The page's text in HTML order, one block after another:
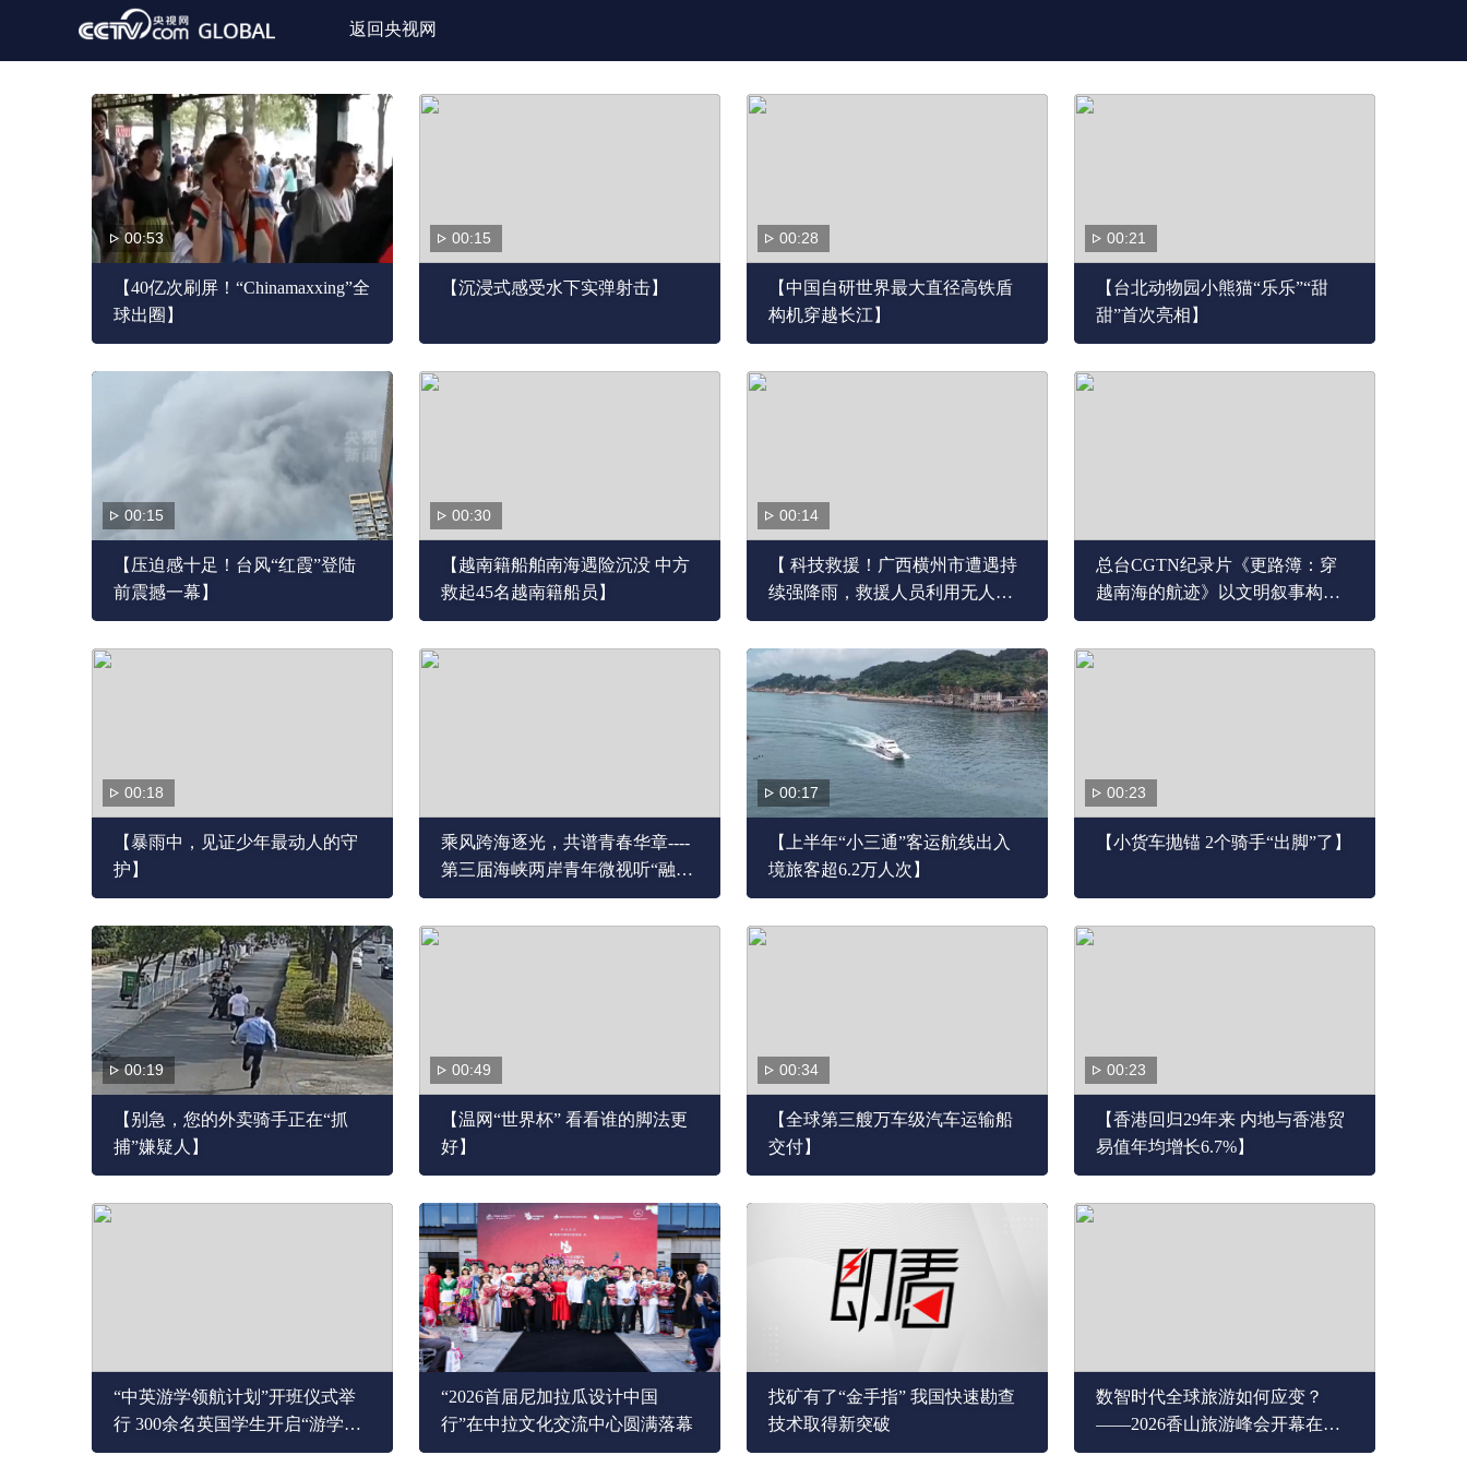
返回央视网
00:53
【40亿次刷屏！“Chinamaxxing”全
球出圈】
00:15
【沉浸式感受水下实弹射击】
00:28
【中国自研世界最大直径高铁盾
构机穿越长江】
00:21
【台北动物园小熊猫“乐乐”“甜
甜”首次亮相】
00:15
【压迫感十足！台风“红霞”登陆
前震撼一幕】
00:30
【越南籍船舶南海遇险沉没 中方
救起45名越南籍船员】
00:14
【 科技救援！广西横州市遭遇持
续强降雨，救援人员利用无人机
转移被困群众】
总台CGTN纪录片《更路簿：穿
越南海的航迹》以文明叙事构筑
南海话语新范式
00:18
【暴雨中，见证少年最动人的守
护】
乘风跨海逐光，共谱青春华章----
第三届海峡两岸青年微视听“融创
•未来”研创周在京开幕
00:17
【上半年“小三通”客运航线出入
境旅客超6.2万人次】
00:23
【小货车抛锚 2个骑手“出脚”了】
00:19
【别急，您的外卖骑手正在“抓
捕”嫌疑人】
00:49
【温网“世界杯” 看看谁的脚法更
好】
00:34
【全球第三艘万车级汽车运输船
交付】
00:23
【香港回归29年来 内地与香港贸
易值年均增长6.7%】
“中英游学领航计划”开班仪式举
行 300余名英国学生开启“游学中
国”旅程
“2026首届尼加拉瓜设计中国
行”在中拉文化交流中心圆满落幕
找矿有了“金手指” 我国快速勘查
技术取得新突破
数智时代全球旅游如何应变？
——2026香山旅游峰会开幕在
即，50余国代表共寻答案